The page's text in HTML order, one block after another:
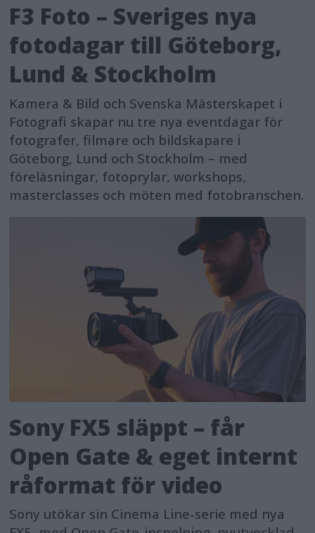
F3 Foto – Sveriges nya
fotodagar till Göteborg,
Lund & Stockholm
Kamera & Bild och Svenska Mästerskapet i
Fotografi skapar nu tre nya eventdagar för
fotografer, filmare och bildskapare i
Göteborg, Lund och Stockholm – med
föreläsningar, fotoprylar, workshops,
masterclasses och möten med fotobranschen.
Sony FX5 släppt – får
Open Gate & eget internt
råformat för video
Sony utökar sin Cinema Line-serie med nya